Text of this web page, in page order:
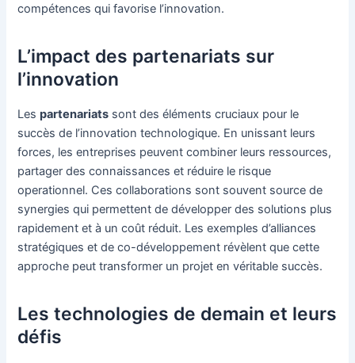
compétences qui favorise l’innovation.
L’impact des partenariats sur
l’innovation
Lespartenariats sont des éléments cruciaux pour le
succès de l’innovation technologique. En unissant leurs
forces, les entreprises peuvent combiner leurs ressources,
partager des connaissances et réduire le risque
operationnel. Ces collaborations sont souvent source de
synergies qui permettent de développer des solutions plus
rapidement et à un coût réduit. Les exemples d’alliances
stratégiques et de co-développement révèlent que cette
approche peut transformer un projet en véritable succès.
Les technologies de demain et leurs
défis